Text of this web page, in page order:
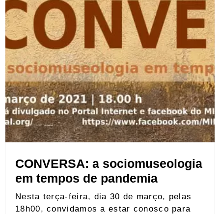
CONVERSA: a sociomuseologia
em tempos de pandemia
Nesta terça-feira, dia 30 de março, pelas
18h00, convidamos a estar conosco para